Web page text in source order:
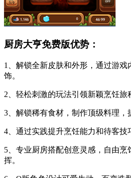
厨房大亨免费版优势：
1、解锁全新皮肤和外形，通过游戏
饰。
2、轻松刺激的玩法引领新颖烹饪旅
3、解锁稀有食材，制作顶级料理，
4、通过实践提升烹饪能力和待客技
5、专业厨房搭配创意灵感，自由
挥。